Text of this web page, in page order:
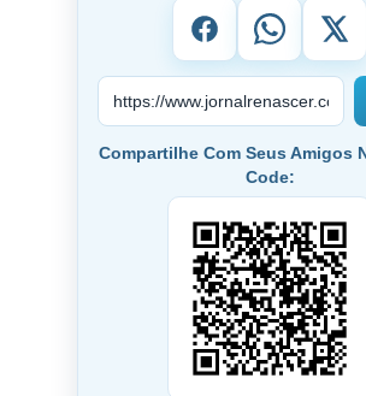
Code: